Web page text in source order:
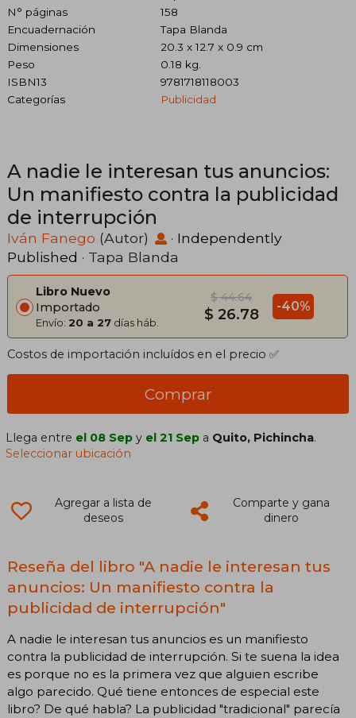
N° páginas
158
Encuadernación
Tapa Blanda
Dimensiones
20.3 x 12.7 x 0.9 cm
Peso
0.18 kg.
ISBN13
9781718118003
Categorías
Publicidad
A nadie le interesan tus anuncios:
Un manifiesto contra la publicidad
de interrupción
Iván Fanego (Autor) · Independently
Published · Tapa Blanda
Libro Nuevo
Importado
Envío: 20 a 27 días háb.
$ 44.64
$ 26.78 -40%
Costos de importación incluídos en el precio ✅
Comprar
Llega entre el 08 Sep y el 21 Sep a Quito, Pichincha.
Seleccionar ubicación
Agregar a lista de
deseos
Comparte y gana
dinero
Reseña del libro "A nadie le interesan tus
anuncios: Un manifiesto contra la
publicidad de interrupción"
A nadie le interesan tus anuncios es un manifiesto
contra la publicidad de interrupción. Si te suena la idea
es porque no es la primera vez que alguien escribe
algo parecido. Qué tiene entonces de especial este
libro? De qué habla? La publicidad "tradicional" parecía